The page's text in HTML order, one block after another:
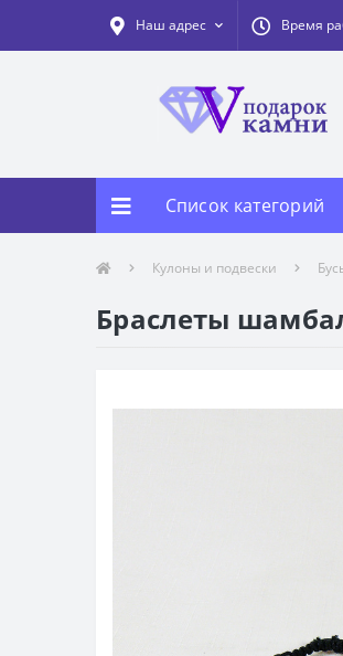
Наш адрес Время
Список категорий
Кулоны и подвески
Браслеты